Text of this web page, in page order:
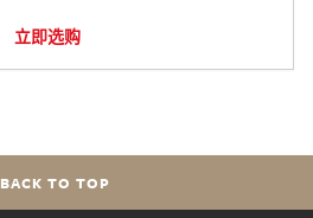
立即选购
BACK TO TOP